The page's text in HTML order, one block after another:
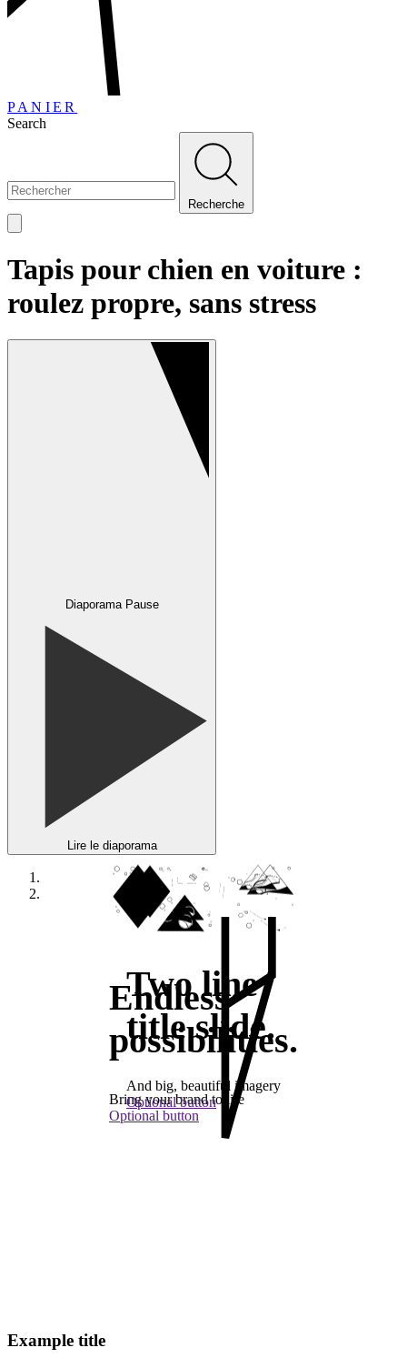
PANIER
Search
Recherche
Tapis pour chien en voiture :
roulez propre, sans stress
Diaporama Pause
Lire le diaporama
Endless
possibilities.
Bring your brand to life
Optional button
Two line
title slide.
And big, beautiful imagery
Optional button
Example title